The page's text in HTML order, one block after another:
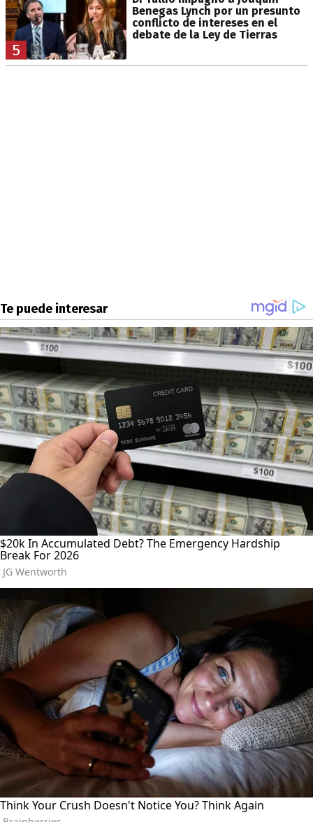
5
Benegas Lynch por un presunto
conflicto de intereses en el
debate de la Ley de Tierras